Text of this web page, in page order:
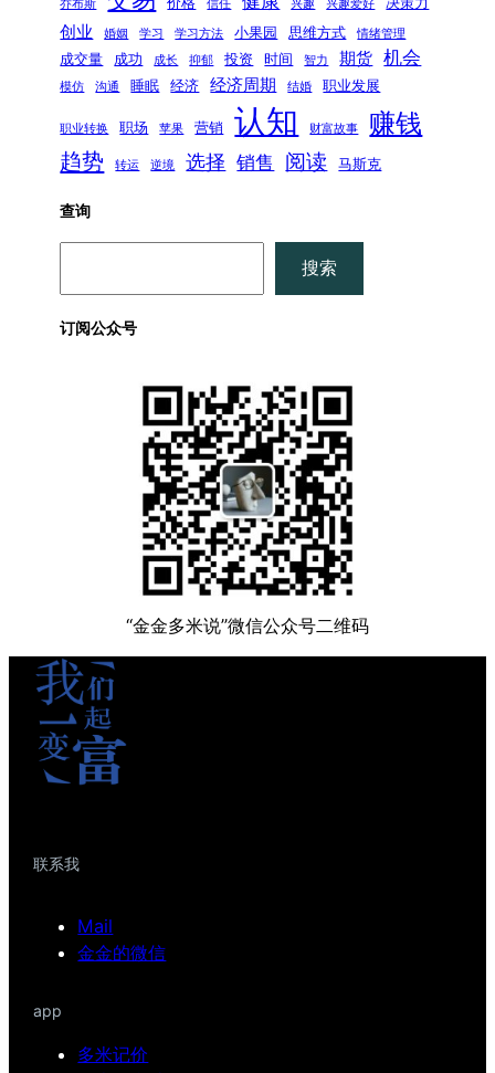
乔布斯 信任 兴趣 兴趣爱好
创业 婚姻 学习 学习方法 小果园 思维方式 情绪管理
成交量 成功 成长 抑郁 投资 时间 智力 期货 机会
模仿 沟通 睡眠 经济 经济周期 结婚 职业发展
职业转换 职场 苹果 营销 认知 财富故事 赚钱
趋势 转运 逆境 选择 销售 阅读 马斯克
查询
搜索
订阅公众号
“金金多米说”微信公众号二维码
联系我
Mail
金金的微信
app
多米记价